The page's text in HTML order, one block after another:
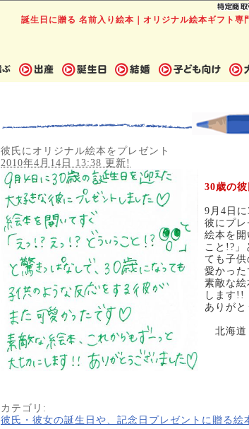
誕生日に贈る 名前入り絵本｜オリジナル絵本ギフト専
彼氏にオリジナル絵本をプレゼント
2010年4月14日 13:38 更新!
30歳の
9月4日
彼にプ
絵本を開
こと!?」
ても子
愛かった
素敵な絵
します!!
ありが
北海道
カテゴリ :
彼氏・彼女の誕生日や、記念日プレゼントに贈る絵